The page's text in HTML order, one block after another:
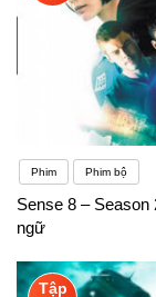
Phim Phim bộ
Sense 8 – Season
ngữ
Tập